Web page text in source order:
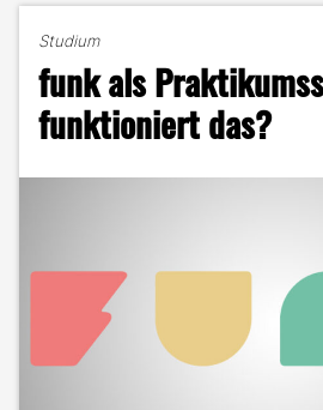
17,50€
für
den
Bergdoktor?"
Studium
funk als
funktioniert das?